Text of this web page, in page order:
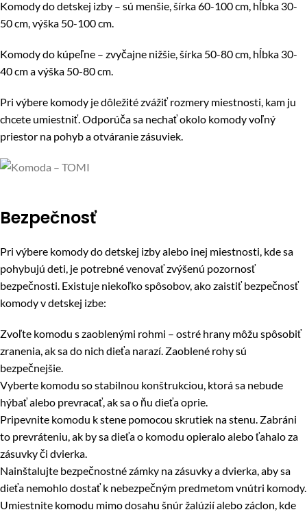
Komody do detskej izby – sú menšie, šírka 60-100 cm, hĺbka 30-
50 cm, výška 50-100 cm.
Komody do kúpeľne – zvyčajne nižšie, šírka 50-80 cm, hĺbka 30-
40 cm a výška 50-80 cm.
Pri výbere komody je dôležité zvážiť rozmery miestnosti, kam ju
chcete umiestniť. Odporúča sa nechať okolo komody voľný
priestor na pohyb a otváranie zásuviek.
Bezpečnosť
Pri výbere komody do detskej izby alebo inej miestnosti, kde sa
pohybujú deti, je potrebné venovať zvýšenú pozornosť
bezpečnosti. Existuje niekoľko spôsobov, ako zaistiť bezpečnosť
komody v detskej izbe:
Zvoľte komodu s zaoblenými rohmi – ostré hrany môžu spôsobiť
zranenia, ak sa do nich dieťa narazí. Zaoblené rohy sú
bezpečnejšie.
Vyberte komodu so stabilnou konštrukciou, ktorá sa nebude
hýbať alebo prevracať, ak sa o ňu dieťa oprie.
Pripevnite komodu k stene pomocou skrutiek na stenu. Zabráni
to prevráteniu, ak by sa dieťa o komodu opieralo alebo ťahalo za
zásuvky či dvierka.
Nainštalujte bezpečnostné zámky na zásuvky a dvierka, aby sa
dieťa nemohlo dostať k nebezpečným predmetom vnútri komody.
Umiestnite komodu mimo dosahu šnúr žalúzií alebo záclon, kde